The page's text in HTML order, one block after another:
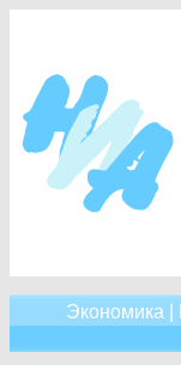
Экономика